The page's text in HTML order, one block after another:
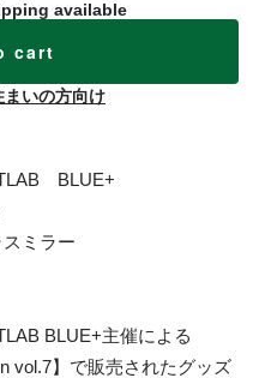
available
cart
まいの方向け
BLUE+
ミラー
BLUE+主催による
vol.7】で販売されたグッズ